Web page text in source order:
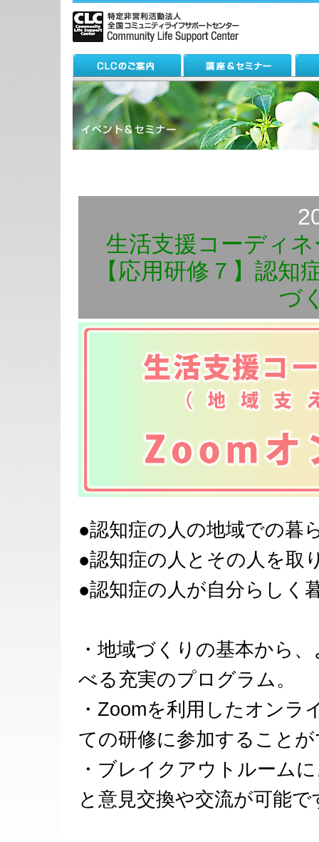
生活支援コーディ
【応用研修７】認
づ
●認知症の人の地域での暮
●認知症の人とその人を取
●認知症の人が自分らしく
・地域づくりの基本から
べる充実のプログラム。
・Zoomを利用したオンラ
ての研修に参加すること
・ブレイクアウトルーム
と意見交換や交流が可能で